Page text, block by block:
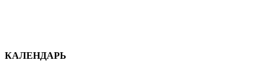
КАЛЕНДАРЬ